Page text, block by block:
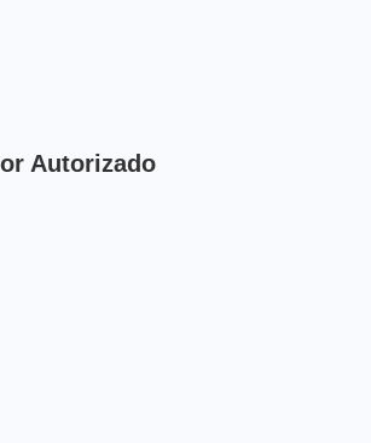
Autorizado